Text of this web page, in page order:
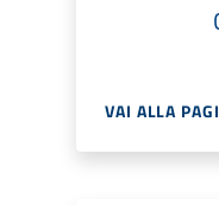
VAI ALLA